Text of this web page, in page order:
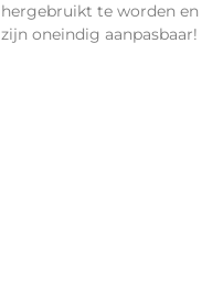
hergebruikt te worden en
zijn oneindig aanpasbaar!